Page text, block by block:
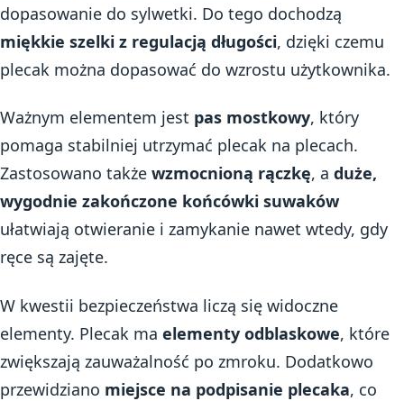
dopasowanie do sylwetki. Do tego dochodzą
miękkie szelki z regulacją długości, dzięki czemu
plecak można dopasować do wzrostu użytkownika.
Ważnym elementem jest pas mostkowy, który
pomaga stabilniej utrzymać plecak na plecach.
Zastosowano także wzmocnioną rączkę, a duże,
wygodnie zakończone końcówki suwaków
ułatwiają otwieranie i zamykanie nawet wtedy, gdy
ręce są zajęte.
W kwestii bezpieczeństwa liczą się widoczne
elementy. Plecak ma elementy odblaskowe, które
zwiększają zauważalność po zmroku. Dodatkowo
przewidziano miejsce na podpisanie plecaka, co